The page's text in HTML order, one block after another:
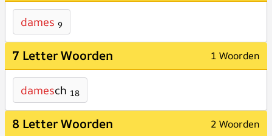
dames 9
7 Letter Woorden 1 Woorden
damesch 18
8 Letter Woorden 2 Woorden